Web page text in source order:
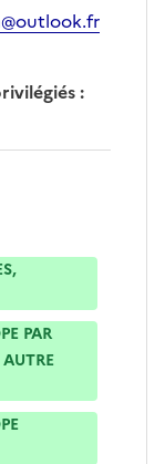
:
PAR